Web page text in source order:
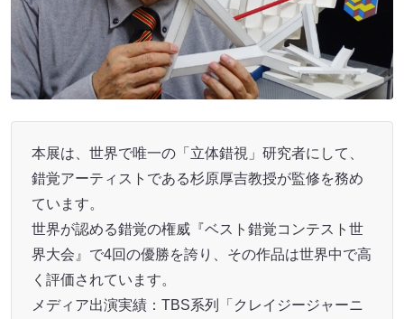
本展は、世界で唯一の「立体錯視」研究者にして、
錯覚アーティストである杉原厚吉教授が監修を務め
ています。
世界が認める錯覚の権威『ベスト錯覚コンテスト世
界大会』で4回の優勝を誇り、その作品は世界中で高
く評価されています。
メディア出演実績：TBS系列「クレイジージャーニ